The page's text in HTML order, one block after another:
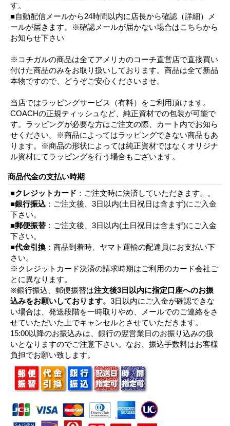
す。
■自動配信メールから24時間以内に店長から確認（詳細）メ
ールが届きます。※確認メールが届かない場合はこちらから
お知らせ下さい
※コチガルの商品は全てアメリカのコーチ直営店で直接買い
付けた商品のみをお取り扱いしております。商品は全て新品
本物ですので、どうぞご安心くださいませ。
当店ではラッピングサービス（有料）をご利用頂けます。
COACHの正規ティッシュなど、純正資材での包装が可能で
す。ラッピングが必要な方はご注文の際、カート内でお知ら
せください。※商品によってはラッピングできない商品もあ
ります。※商品の形状によっては純正資材ではなくオリジナ
ル資材にてラッピングを行う場合もございます。
商品代金の支払い時期
■クレジットカード ：ご注文時に決済していただきます。。
■銀行振込 ：ご注文後、3日以内(土日祝日は含まず)にご入金
下さい。
■郵便振替 ：ご注文後、3日以内(土日祝日は含まず)にご入金
下さい。
■代金引換 ：商品到着時、ヤマト運輸の配達員にお支払い下
さい。
※クレジットカード決済の請求時期はご利用のカード会社ご
とに異なります。
※銀行振込、郵便振替は注文後3日以内に指定口座へのお振
込みをお願いしております。 3日以内にご入金が確認できな
い場合は、発送段階を一時取りやめ、メールでのご連絡をさ
せていただいた上でキャンセルとさせていただきます。
15:00以降のお振込みは、銀行の翌営業日のお振り込みの扱
いとなりますのでご注意下さい。なお、振込手数料はお客様
負担でお願い致します。